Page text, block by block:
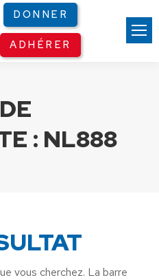
DONNER
ADHÉRER
: NL888
vous cherchez. La barre